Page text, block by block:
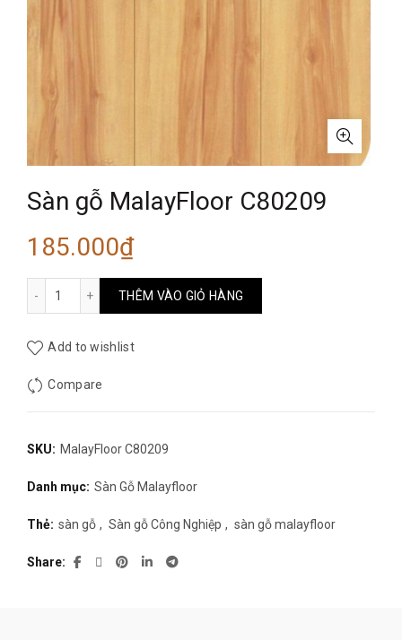
Sàn gỗ MalayFloor C80209
185.000₫
Sàn gỗ MalayFloor C80209 số lượng
THÊM VÀO GIỎ HÀNG
Add to wishlist
Compare
SKU: MalayFloor C80209
Danh mục: Sàn Gỗ Malayfloor
Thẻ: sàn gỗ , Sàn gỗ Công Nghiệp , sàn gỗ malayfloor
Share